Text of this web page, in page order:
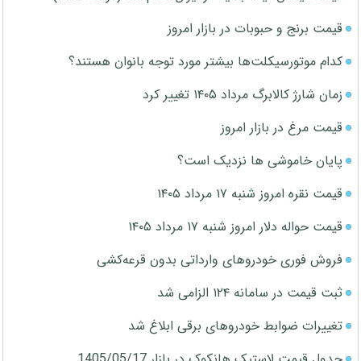
قیمت برنج و حبوبات در بازار امروز
کدام موتورسیکلت‌ها بیشتر مورد توجه بانوان هستند؟
زمان شارژ کالابرگ مرداد ۱۴۰۵ تغییر کرد
قیمت مرغ در بازار امروز
پایان خاموشی ها نزدیک است؟
قیمت نقره امروز شنبه ۱۷ مرداد ۱۴۰۵
قیمت حواله دلار امروز شنبه ۱۷ مرداد ۱۴۰۵
فروش فوری خودروهای وارداتی بدون قرعه‌کشی
ثبت قیمت در سامانه ۱۲۴ الزامی شد
تغییرات ضوابط خودروهای برقی ابلاغ شد